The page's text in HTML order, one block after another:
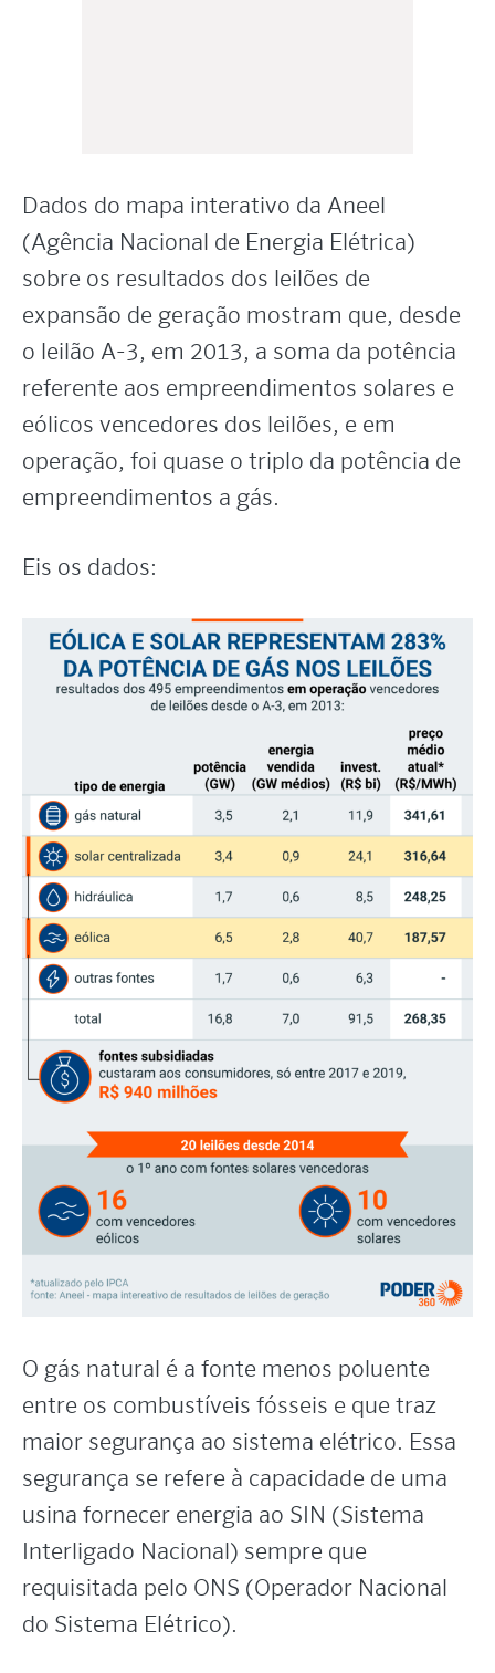
Dados do mapa interativo da Aneel
(Agência Nacional de Energia Elétrica)
sobre os resultados dos leilões de
expansão de geração mostram que, desde
o leilão A-3, em 2013, a soma da potência
referente aos empreendimentos solares e
eólicos vencedores dos leilões, e em
operação, foi quase o triplo da potência de
empreendimentos a gás.
Eis os dados:
O gás natural é a fonte menos poluente
entre os combustíveis fósseis e que traz
maior segurança ao sistema elétrico. Essa
segurança se refere à capacidade de uma
usina fornecer energia ao SIN (Sistema
Interligado Nacional) sempre que
requisitada pelo ONS (Operador Nacional
do Sistema Elétrico).